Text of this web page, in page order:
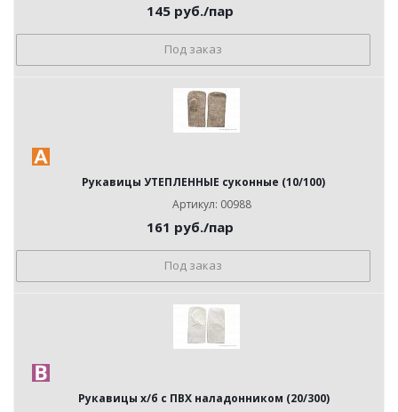
145 руб./пар
Под заказ
Рукавицы УТЕПЛЕННЫЕ суконные (10/100)
Артикул: 00988
161 руб./пар
Под заказ
Рукавицы х/б с ПВХ наладонником (20/300)